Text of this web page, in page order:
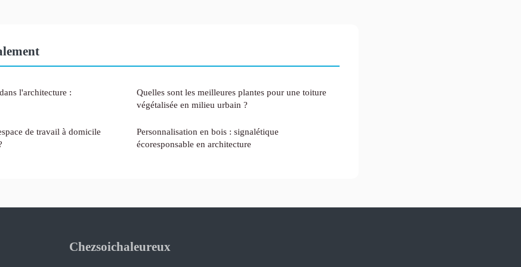
l'architecture :
de travail à domicile
Quelles sont les meilleures plantes pour une toiture
végétalisée en milieu urbain ?
Personnalisation en bois : signalétique
écoresponsable en architecture
Chezsoichaleureux